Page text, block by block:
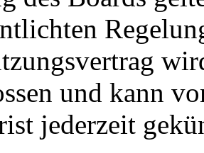
und kann
jederzeit